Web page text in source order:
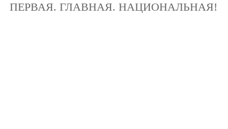
ПЕРВАЯ. ГЛАВНАЯ. НАЦИОНАЛЬНАЯ!